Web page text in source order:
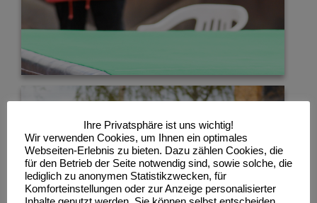
Ihre Privatsphäre ist uns wichtig!
Wir verwenden Cookies, um Ihnen ein optimales
Webseiten-Erlebnis zu bieten. Dazu zählen Cookies, die
für den Betrieb der Seite notwendig sind, sowie solche, die
lediglich zu anonymen Statistikzwecken, für
Komforteinstellungen oder zur Anzeige personalisierter